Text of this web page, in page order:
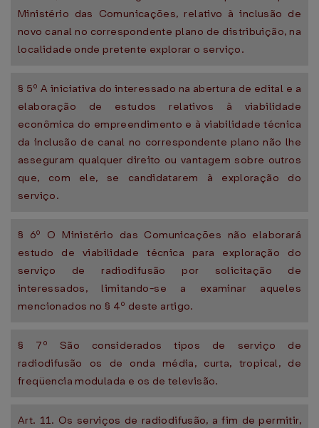
Ministério das Comunicações, relativo à inclusão de
novo canal no correspondente plano de distribuição, na
localidade onde pretente explorar o serviço.
§ 5º A iniciativa do interessado na abertura de edital e a
elaboração de estudos relativos à viabilidade
econômica do empreendimento e à viabilidade técnica
da inclusão de canal no correspondente plano não lhe
asseguram qualquer direito ou vantagem sobre outros
que, com ele, se candidatarem à exploração do
serviço.
§ 6º O Ministério das Comunicações não elaborará
estudo de viabilidade técnica para exploração do
serviço de radiodifusão por solicitação de
interessados, limitando-se a examinar aqueles
mencionados no § 4º deste artigo.
§ 7º São considerados tipos de serviço de
radiodifusão os de onda média, curta, tropical, de
freqüencia modulada e os de televisão.
Art. 11. Os serviços de radiodifusão, a fim de permitir,